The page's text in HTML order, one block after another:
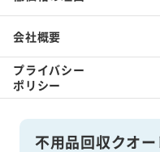
不用品回収クオ
会社概要
プライバシー
ポリシー